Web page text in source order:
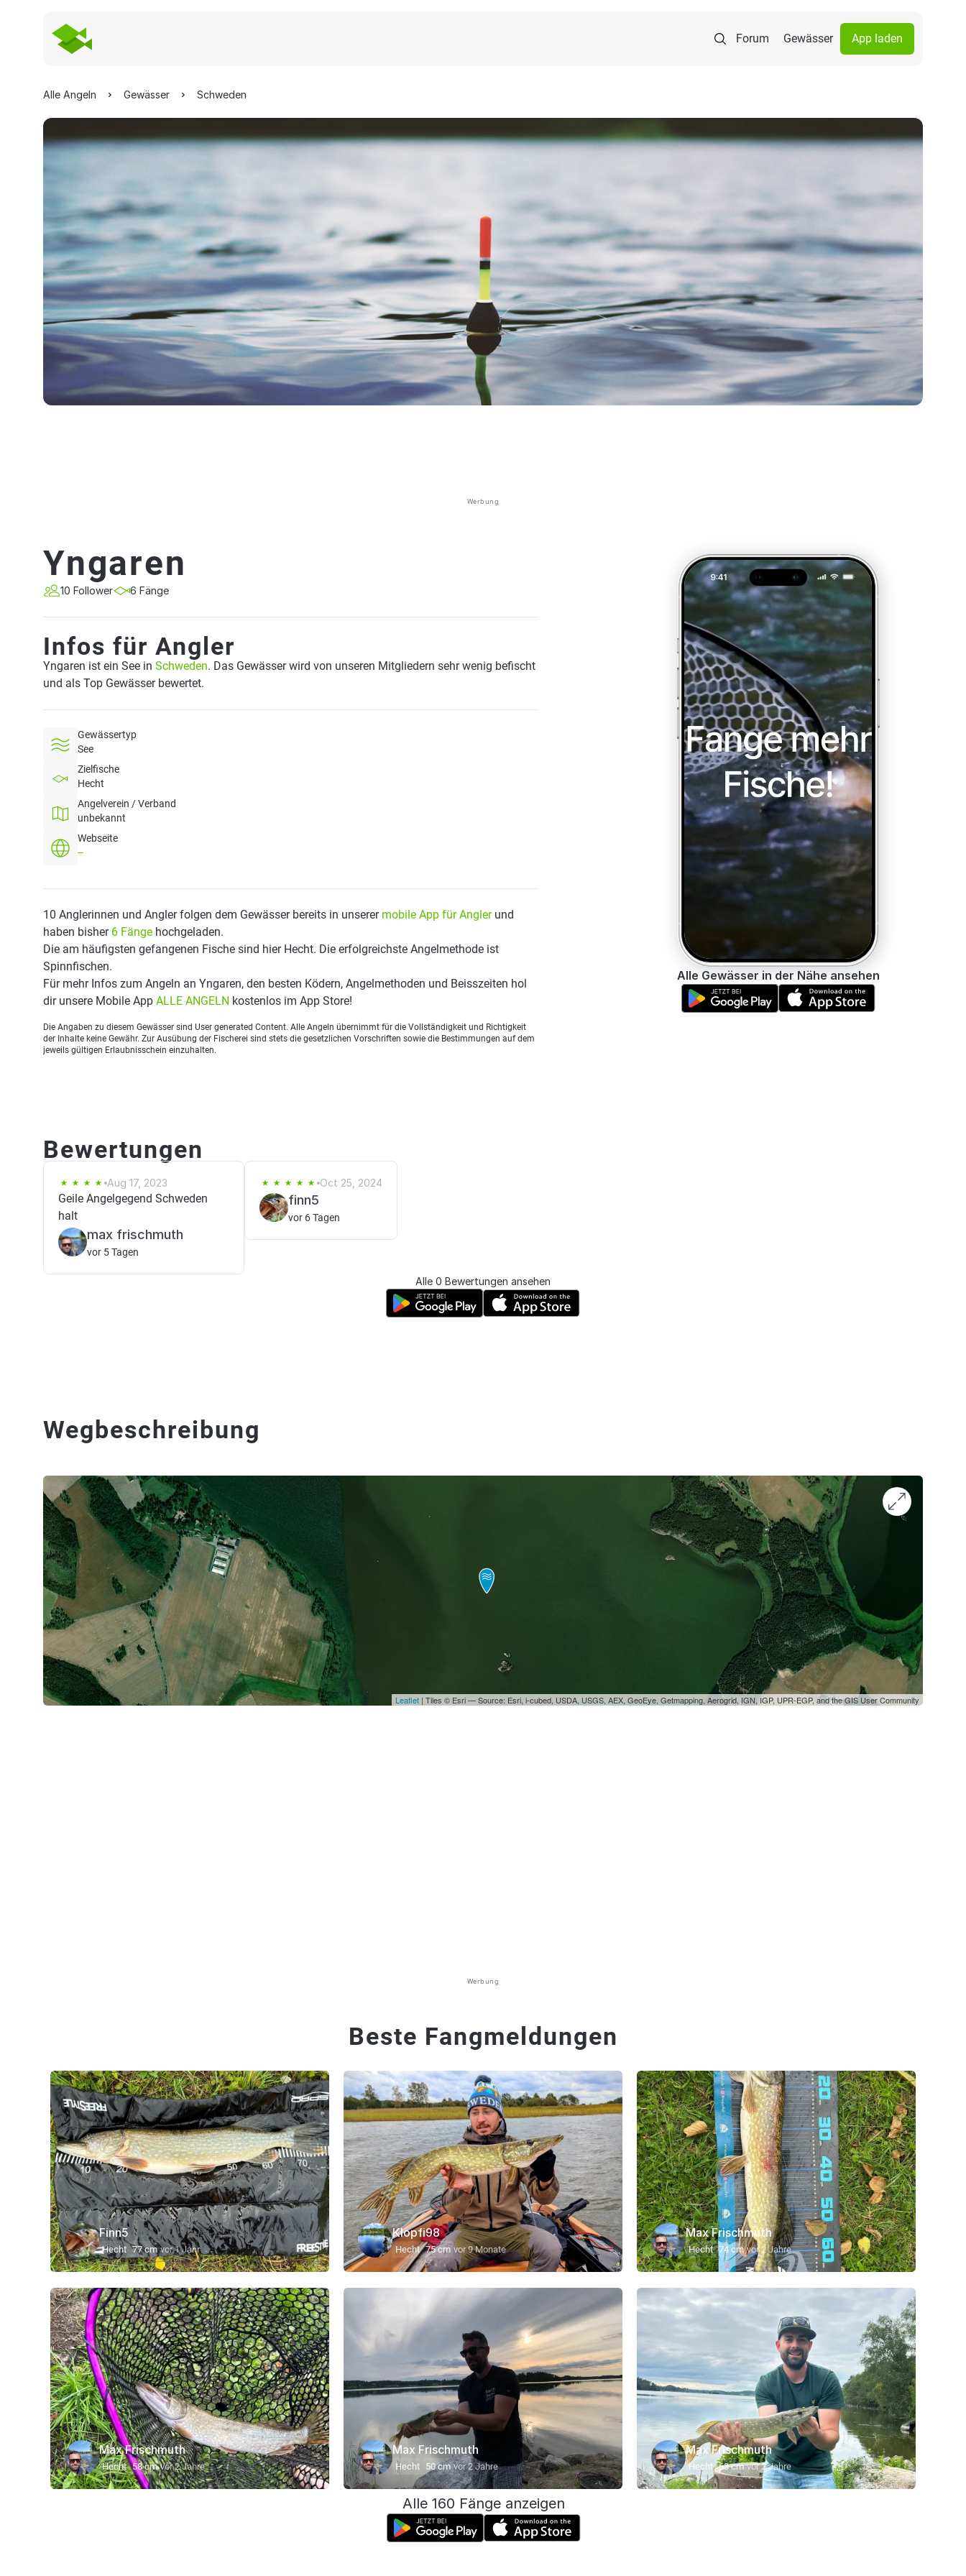
Forum Gewässer App laden
Alle Angeln Gewässer Schweden
Werbung
Yngaren
10 Follower 6 Fänge
Infos für Angler
Yngaren ist ein See in Schweden. Das Gewässer wird von unseren Mitgliedern sehr wenig befischt
und als Top Gewässer bewertet.
Gewässertyp
See
Zielfische
Hecht
Angelverein / Verband
unbekannt
Webseite
--
10 Anglerinnen und Angler folgen dem Gewässer bereits in unserer mobile App für Anglerund
haben bisher 6 Fänge hochgeladen.
Die am häufigsten gefangenen Fische sind hier Hecht. Die erfolgreichste Angelmethode ist
Spinnfischen.
Für mehr Infos zum Angeln an Yngaren, den besten Ködern, Angelmethoden und Beisszeiten hol
dir unsere Mobile App ALLE ANGELN kostenlos im App Store!
Die Angaben zu diesem Gewässer sind User generated Content. Alle Angeln übernimmt für die Vollständigkeit und Richtigkeit
der Inhalte keine Gewähr. Zur Ausübung der Fischerei sind stets die gesetzlichen Vorschriften sowie die Bestimmungen auf dem
jeweils gültigen Erlaubnisschein einzuhalten.
Alle Gewässer in der Nähe ansehen
Bewertungen
Aug 17, 2023
Geile Angelgegend Schweden
halt
max frischmuth
vor 5 Tagen
Oct 25, 2024
finn5
vor 6 Tagen
Alle 0 Bewertungen ansehen
Wegbeschreibung
Leaflet | Tiles © Esri — Source: Esri, i-cubed, USDA, USGS, AEX, GeoEye, Getmapping, Aerogrid, IGN, IGP, UPR-EGP, and the GIS User Community
Werbung
Beste Fangmeldungen
Finn5
Hecht 77 cm vor 1 Jahr
Klopfi98
Hecht 75 cm vor 9 Monate
Max Frischmuth
Hecht 74 cm vor 2 Jahre
Max Frischmuth
Hecht 58 cm vor 2 Jahre
Max Frischmuth
Hecht 50 cm vor 2 Jahre
Max Frischmuth
Hecht 63 cm vor 2 Jahre
Alle 160 Fänge anzeigen